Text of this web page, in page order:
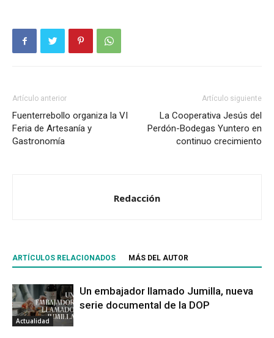
Artículo anterior
Fuenterrebollo organiza la VI
Feria de Artesanía y
Gastronomía
Artículo siguiente
La Cooperativa Jesús del
Perdón-Bodegas Yuntero en
continuo crecimiento
Redacción
ARTÍCULOS RELACIONADOS MÁS DEL AUTOR
Actualidad
Un embajador llamado Jumilla, nueva
serie documental de la DOP